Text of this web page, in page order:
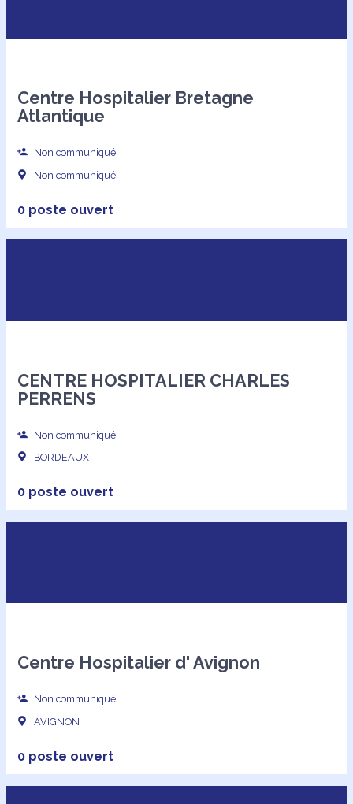
Centre Hospitalier Bretagne
Atlantique
Non communiqué
Non communiqué
0 poste ouvert
CENTRE HOSPITALIER CHARLES
PERRENS
Non communiqué
BORDEAUX
0 poste ouvert
Centre Hospitalier d' Avignon
Non communiqué
AVIGNON
0 poste ouvert